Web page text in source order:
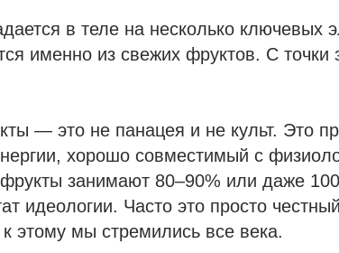
в теле на несколько ключевых
именно из свежих фруктов. С точки
— это не панацея и не культ. Это
хорошо совместимый с
фрукты занимают 80–90% или даже
идеологии. Часто это просто
этому мы стремились все века.